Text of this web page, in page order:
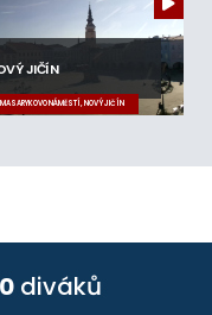
JIČÍN
MASARYKOVO NÁMĚSTÍ, NOVÝ JIČÍN
diváků